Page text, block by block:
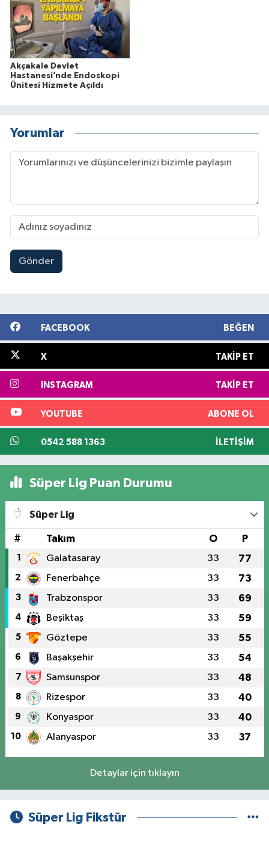
Akçakale Devlet
Hastanesi’nde Endoskopi
Ünitesi Hizmete Açıldı
Yorumlar
Gönder
FACEBOOK BEĞEN
X TAKIP ET
INSTAGRAM TAKIP ET
YOUTUBE ABONE OL
0542 588 1363 İLETIŞIM
Süper Lig Puan Durumu
Süper Lig
# Takım O P
1 Galatasaray 33 77
2 Fenerbahçe 33 73
3 Trabzonspor 33 69
4 Beşiktaş 33 59
5 Göztepe 33 55
6 Başakşehir 33 54
7 Samsunspor 33 48
8 Rizespor 33 40
9 Konyaspor 33 40
10 Alanyaspor 33 37
Detaylar için tıklayın
Süper Lig Fikstür